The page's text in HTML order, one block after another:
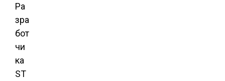
Ра
зра
бот
чи
ка
ST